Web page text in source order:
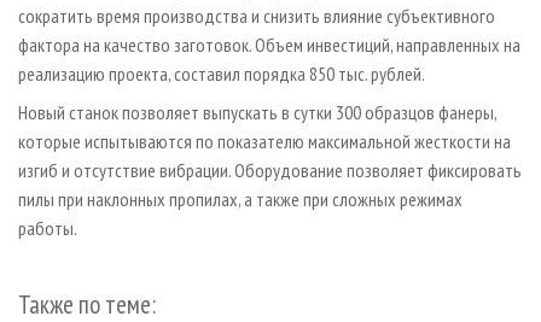
ИНСТРУМЕНТ И МАТЕРИАЛЫ
БИБЛИОТЕКА СПЕЦИАЛИСТА
сократить время производства и снизить влияние субъективного
фактора на качество заготовок. Объем инвестиций, направленных на
реализацию проекта, составил порядка 850 тыс. рублей.
Новый станок позволяет выпускать в сутки 300 образцов фанеры,
которые испытываются по показателю максимальной жесткости на
изгиб и отсутствие вибрации. Оборудование позволяет фиксировать
пилы при наклонных пропилах, а также при сложных режимах
работы.
Также по теме: